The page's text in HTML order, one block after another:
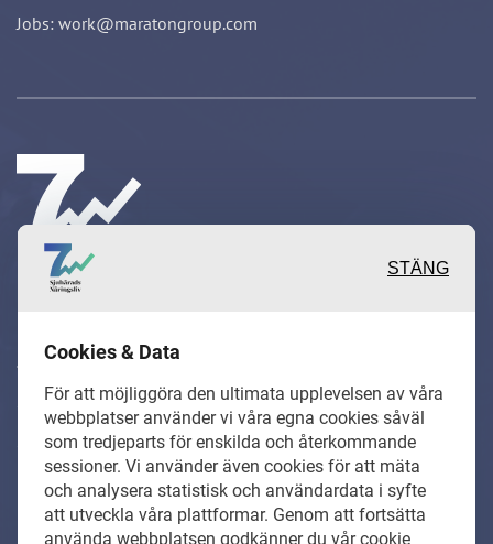
Jobs: work@maratongroup.com
värdefulla berättelser och
reportage från och om det lokala
näringslivet och dess aktörer samt
en hel del annan läsvärt innehåll.
STÄNG
Cookies & Data
För att möjliggöra den ultimata upplevelsen av våra
webbplatser använder vi våra egna cookies såväl
som tredjeparts för enskilda och återkommande
sessioner. Vi använder även cookies för att mäta
och analysera statistisk och användardata i syfte
att utveckla våra plattformar. Genom att fortsätta
använda webbplatsen godkänner du vår cookie